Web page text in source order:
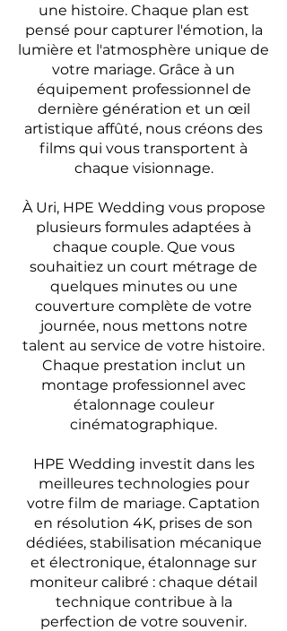
une histoire. Chaque plan est
pensé pour capturer l'émotion, la
lumière et l'atmosphère unique de
votre mariage. Grâce à un
équipement professionnel de
dernière génération et un œil
artistique affûté, nous créons des
films qui vous transportent à
chaque visionnage.
À Uri, HPE Wedding vous propose
plusieurs formules adaptées à
chaque couple. Que vous
souhaitiez un court métrage de
quelques minutes ou une
couverture complète de votre
journée, nous mettons notre
talent au service de votre histoire.
Chaque prestation inclut un
montage professionnel avec
étalonnage couleur
cinématographique.
HPE Wedding investit dans les
meilleures technologies pour
votre film de mariage. Captation
en résolution 4K, prises de son
dédiées, stabilisation mécanique
et électronique, étalonnage sur
moniteur calibré : chaque détail
technique contribue à la
perfection de votre souvenir.